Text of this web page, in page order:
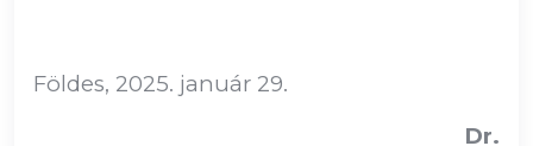
Földes, 2025. január 29.
Dr.